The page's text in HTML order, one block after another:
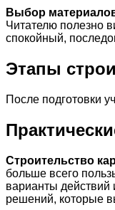
Выбор
Читателю полезно
спокойный,
Этапы
После подготовки
Строительство
больше всего
варианты действий
решений, которые